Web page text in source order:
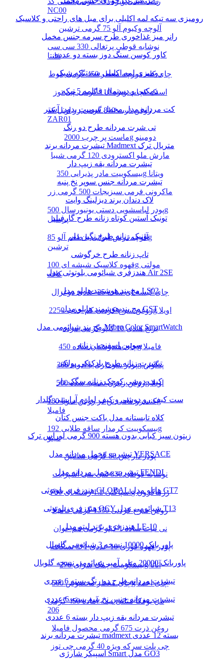
NC00
آلوچه وکیوم آلو 75 گرمی ترشین
نوشابه قوطی پرتغالی 330 سی سی
فانتا
چای کله مورچه معطر 450 گرمی بلوط
اسنک کچاپ ویژه 110 گرمی چی توز
روغن ذرت 810 گرمی زر اویل کد
ZAR01
ماست پر چرب 2000g دومینو
مارش ملو اکسترودی 120 گرمی شیبا
بیسکوییت مادر پذیرایی 350g ویتانا
ماکرونی فرمی سبزیجات 500 گرمی زر
پودر لباسشویی دستی یونیورسال 500g
پرسیل
آلوچه ترش لیوانی با طعم آلو 85g
ترشین
قهوه کلاسیک شیشه ای 100g مولتی
کافه
چای کیسه ای ساده 25 عددی دوغزال
روغن سرخ کردنی کم جذب 2250g اویلا
برنج هندی 10 کیلو گرمی مژده
چای هندوستان ساده 450g فامیلا
پودر سوخاری با ادویه 300g پنگوئن
روغن زیتون تصفیه شده 500g اویلا
کنسرو ماهی تن در روغن سویا 180g
فامیلا
بیسکوییت کرمدار ساقه طلایی 192g
مینو
پودر دارچین 80 گرمی سانتین
نوشابه قوطی 330 سی سی اسپرایت
اسپاگتی 1.2 رشته ای 700g زرماکرون
روغن سرخ کردنی 1350 گرمی فامیلا
نی نبات ساده 1 کیلو گرمی هم خوان
پودر قهوه فوری 10 عددی 1*3 نسکافه
بیسکوییت چمک سرای 276g آناتا
چای معطر مخصوص 500g چای احمد
نان یوفکا مثلثی نیمه آماده 450 گرمی
206
روغن ذرت 675 گرمی محصول فامیلا
چی پلت سرکه ویژه 40 گرمی چی توز
رومیزی سه تیکه لمه اکلیلی برای مبل های راحتی و کلاسیک
رانر میز غذاخوری طرح سرمه جنس مخمل
کاور کوسن سنگ دوز بسته دو عددی
رومیزی لمه اکلیلی سه تیکه شیک
دمکنی و دستمال قابلمه 5 تیکه
کت مردانه مدل مخمل سوییت بدون آستر
تی شرت مردانه طرح دو رنگ
تیشرت مردانه برند Madmext متریال ترک
تیشرت مردانه یقه زیپ دار
تیشرت مردانه جنس سوپر نخ پنبه
لاک دندان برند دیزلینگ وایت
تونیک آستین کوتاه زنانه طرح گارفیلد
تونیک زنانه طرح نگین دار
تاپ زنانه طرح خرگوشی
هندزفری شیائومی بلوتوثی مدل Air 2SE
مچ بند هوشمند هایلو مدل LS02
مچ بند هوشمند هایلو مدل GST
مچ بند شیائومی مدل Mibro Color SmartWatch
سوتین اسفنجی زنانه
تیشرت زنانه طرح بادکنکی پولکی
کیف دوشی کوچک زنانه سگک دار
ست کیف رو دوشی و کیف لوازم آرایشی گلدار
کلاه تابستانه مدل باکت جنس کتان
زیتون سبز کبابی بدون هسته 900 گرمی لوراس ترک
تیشرت مخمل مردانه مدل VERSACE
تیشرت مخمل مردانه مدل FENDI
هندزفری بلوتوثی GLOBAL هایلو مدل GT7
هندزفری بلوتوثی QCY شیائومی مدل T13
هندزفری برند لیتو مدل LE-10
پاور بانک 10000 نسخه 3 شیائومی گلوبال
پاوربانک 20000 میلی آمپر شیائومی نسخه گلوبال
تیشرت مردانه طرح دو رنگ بسته 6 عددی
تیشرت مردانه جنس نخ پنبه بسته 6 عددی
تیشرت مردانه یقه زیپ دار بسته 6 عددی
تیشرت مردانه برند madmext بسته 12 عددی
اسپیکر شارژی Smart مدل GO3